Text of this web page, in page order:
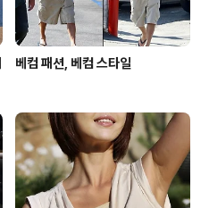
베컴 패션, 베컴 스타일